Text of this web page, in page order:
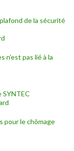
de la sécurité
n’est pas lié à la
pour le chômage